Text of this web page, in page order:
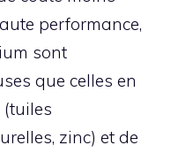
performance,
sont
que celles en
(tuiles
zinc) et de